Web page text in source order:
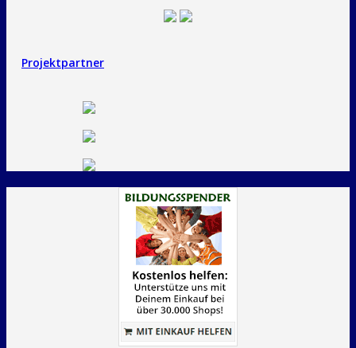
Projektpartner